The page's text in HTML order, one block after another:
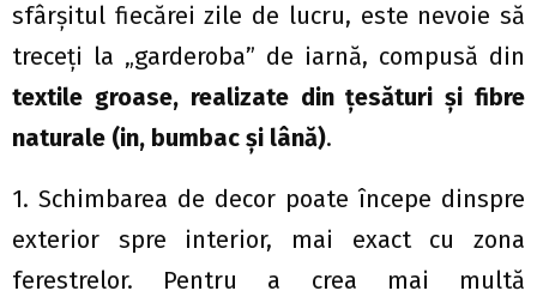
sfârşitul fiecărei zile de lucru, este nevoie să
treceţi la „garderoba” de iarnă, compusă din
textile groase, realizate din ţesături şi fibre
naturale (in, bumbac şi lână).
1. Schimbarea de decor poate începe dinspre
exterior spre interior, mai exact cu zona
ferestrelor. Pentru a crea mai multă